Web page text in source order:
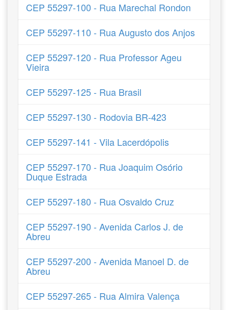
CEP 55297-100 - Rua Marechal Rondon
CEP 55297-110 - Rua Augusto dos Anjos
CEP 55297-120 - Rua Professor Ageu
Vieira
CEP 55297-125 - Rua Brasil
CEP 55297-130 - Rodovia BR-423
CEP 55297-141 - Vila Lacerdópolis
CEP 55297-170 - Rua Joaquim Osório
Duque Estrada
CEP 55297-180 - Rua Osvaldo Cruz
CEP 55297-190 - Avenida Carlos J. de
Abreu
CEP 55297-200 - Avenida Manoel D. de
Abreu
CEP 55297-265 - Rua Almira Valença